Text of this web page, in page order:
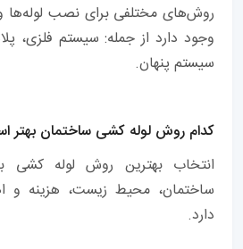
روش‌های مختلفی برای نصب لوله‌ها
وجود دارد از جمله: سیستم فلزی،
سیستم پنهان.
کدام روش لوله کشی ساختمان بهتر
انتخاب بهترین روش لوله کشی
ساختمان، محیط زیست، هزینه و
دارد.